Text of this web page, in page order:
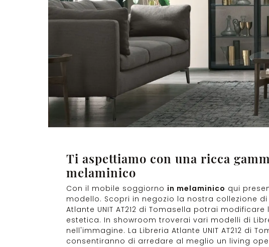
Ti aspettiamo con una ricca
melaminico
Con il mobile soggiorno in melaminico qui
modello. Scopri in negozio la nostra collezione di
Atlante UNIT AT212 di Tomasella potrai
estetica. In showroom troverai vari modelli di
nell'immagine. La Libreria Atlante UNIT AT212
consentiranno di arredare al meglio un living